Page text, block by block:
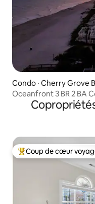
Condo · Cherry Grove
Oceanfront 3 BR 2 BA
Coup de cœur
Coup de cœur